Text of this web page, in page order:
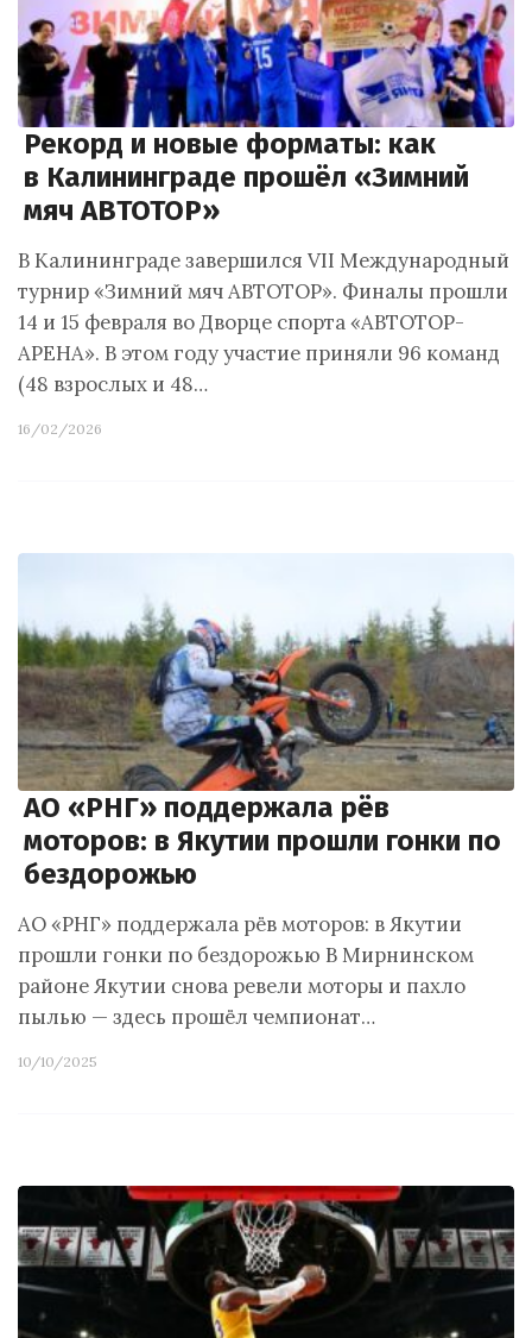
Рекорд и новые форматы: как
в Калининграде прошёл «Зимний
мяч АВТОТОР»
В Калининграде завершился VII Международный
турнир «Зимний мяч АВТОТОР». Финалы прошли
14 и 15 февраля во Дворце спорта «АВТОТОР-
АРЕНА». В этом году участие приняли 96 команд
(48 взрослых и 48…
16/02/2026
АО «РНГ» поддержала рёв
моторов: в Якутии прошли гонки по
бездорожью
АО «РНГ» поддержала рёв моторов: в Якутии
прошли гонки по бездорожью В Мирнинском
районе Якутии снова ревели моторы и пахло
пылью — здесь прошёл чемпионат…
10/10/2025